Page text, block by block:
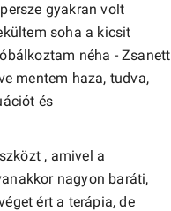
gyakran volt
soha a kicsit
néha - Zsanett
mentem haza, tudva,
és
, amivel a
nagyon baráti,
ért a terápia, de